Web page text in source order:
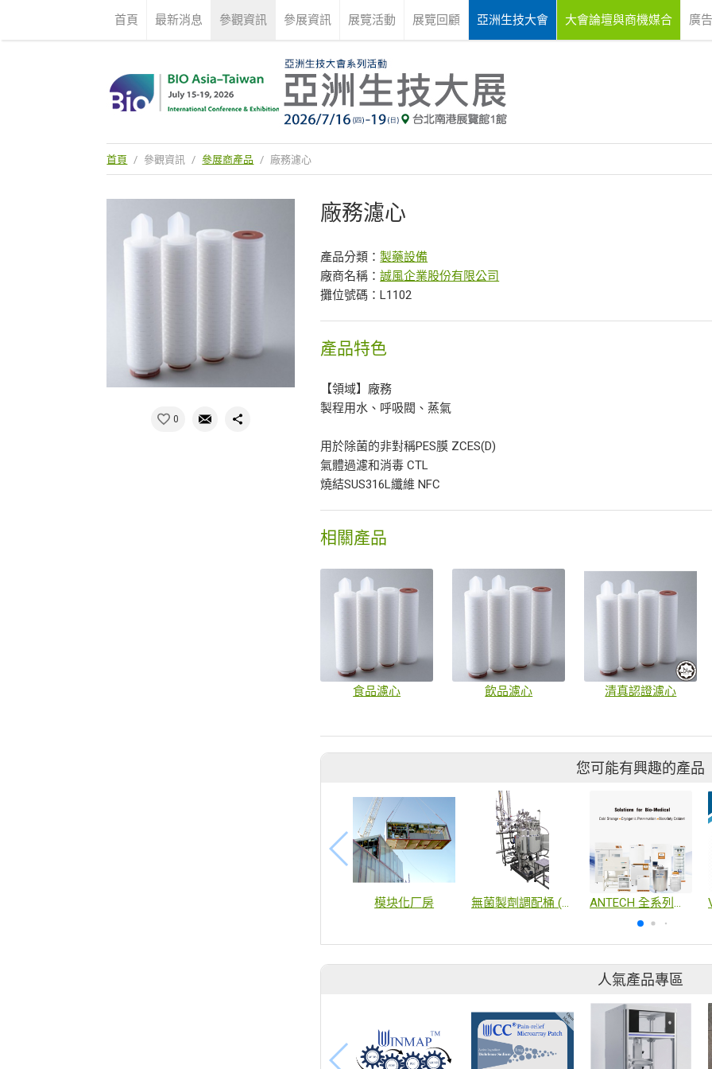
首頁 最新消息 參觀資訊 參展資訊 展覽活動 展覽回顧 亞洲生技大會 大會論壇與商機媒合 廣
首頁 / 參觀資訊 / 參展商產品 / 廠務濾心
0
廠務濾心
產品分類：製藥設備
廠商名稱：誠風企業股份有限公司
攤位號碼：L1102
產品特色
【領域】廠務
製程用水、呼吸閥、蒸氣
用於除菌的非對稱PES膜 ZCES(D)
氣體過濾和消毒 CTL
燒結SUS316L纖維 NFC
相關產品
食品濾心 飲品濾心 清真認證濾心
您可能有興趣的產品
模块化厂房 無菌製劑調配桶 (磁力攪拌.秤重裝置) ANTECH 全系列產品
人氣產品專區